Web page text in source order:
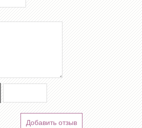
Добавить отзыв